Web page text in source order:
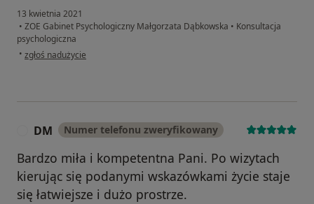
13 kwietnia 2021
• ZOE Gabinet Psychologiczny Małgorzata Dąbkowska • Konsultacja
psychologiczna
• w opinii użytkownika A. P
zgłoś nadużycie
DM Numer telefonu zweryfikowany
Bardzo miła i kompetentna Pani. Po wizytach
kierując się podanymi wskazówkami życie staje
się łatwiejsze i dużo prostrze.